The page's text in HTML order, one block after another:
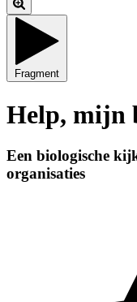
Fragment
Help, mijn
Een biologische
organisaties